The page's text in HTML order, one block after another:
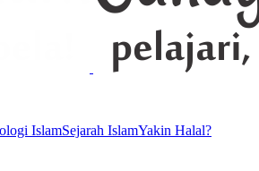
IslamSejarah IslamYakin Halal?